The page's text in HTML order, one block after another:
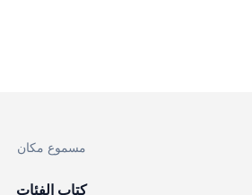
مسموع مكان
كتاب الفئات